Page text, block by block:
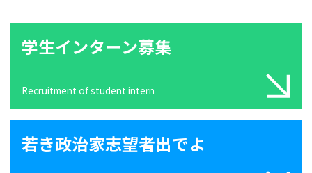
学生インターン募集
Recruitment of student intern
若き政治家志望者出でよ